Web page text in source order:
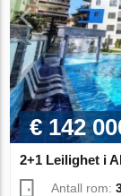
€ 142
2+1 Leilighet i
Antall rom: